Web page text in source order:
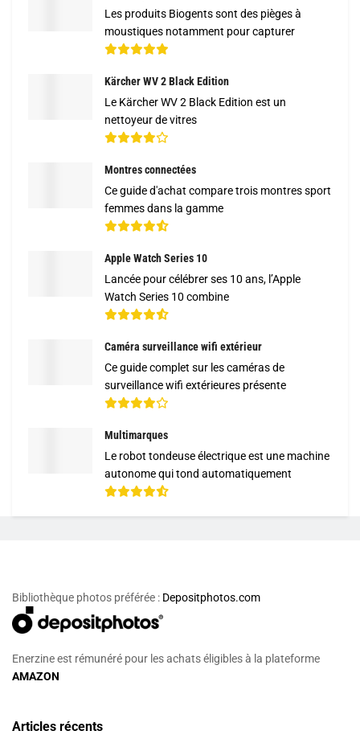
Les produits Biogents sont des pièges à
moustiques notamment pour capturer
Kärcher WV 2 Black Edition
Le Kärcher WV 2 Black Edition est un
nettoyeur de vitres
Montres connectées
Ce guide d'achat compare trois montres sport
femmes dans la gamme
Apple Watch Series 10
Lancée pour célébrer ses 10 ans, l’Apple
Watch Series 10 combine
Caméra surveillance wifi extérieur
Ce guide complet sur les caméras de
surveillance wifi extérieures présente
Multimarques
Le robot tondeuse électrique est une machine
autonome qui tond automatiquement
Bibliothèque photos préférée : Depositphotos.com
Enerzine est rémunéré pour les achats éligibles à la plateforme
AMAZON
Articles récents